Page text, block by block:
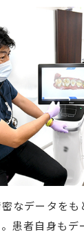
なデータを
患者自身もデ